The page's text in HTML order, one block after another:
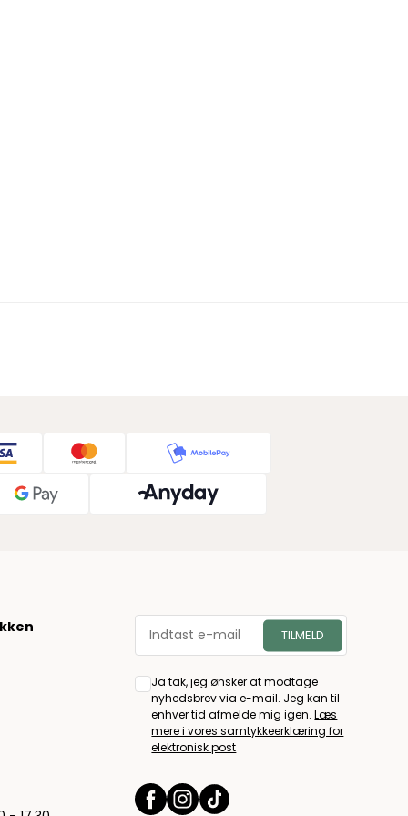
Ja tak, jeg ønsker at modtage
nyhedsbrev via e-mail. Jeg kan til
enhver tid afmelde mig igen.Læs
mere i vores samtykkeerklæring for
elektronisk post